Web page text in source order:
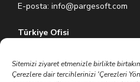
Sitemizi ziyaret etmenizle birlikte
Çerezlere dair tercihlerinizi 'Çerezleri
E-posta: info@pargesoft.com
Türkiye Ofisi
Ümraniye – İstanbul / Türkiye
Tel: +90 (216) 575 60 70